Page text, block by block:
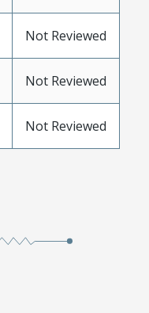
Not Reviewed
Not Reviewed
Not Reviewed